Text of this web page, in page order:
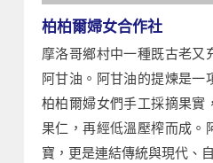
柏柏爾婦女合作社
摩洛哥鄉村中一種既古老又
阿甘油。阿甘油的提煉是一
柏柏爾婦女們手工採摘果實
果仁，再經低溫壓榨而成。
寶，更是連結傳統與現代、